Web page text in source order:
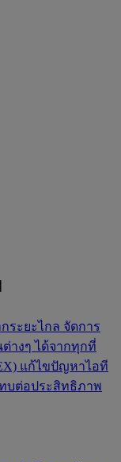
ระยะไกล จัดการ
างๆ ได้จากทุกที่
แก้ไขปัญหาไอที
บต่อประสิทธิภาพ